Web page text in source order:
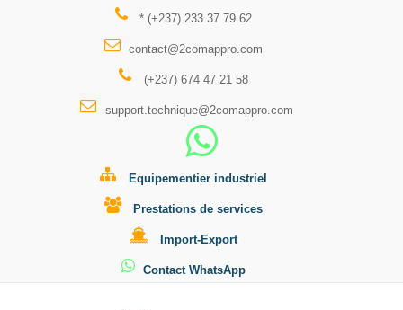
* (+237) 233 37 79 62
contact@2comappro.com
(+237) 674 47 21 58
support.technique@2comappro.com
Equipementier industriel
Prestations de services
Import-Export
Contact WhatsApp